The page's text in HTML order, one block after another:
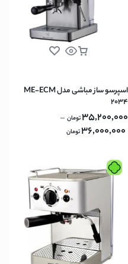
اسپرسو ساز مباشی مدل ME-ECM
2034
35,200,000تومان –
36,000,000تومان